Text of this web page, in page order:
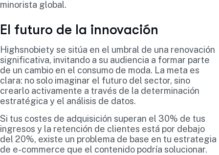
minorista global.
El futuro de la innovación
Highsnobiety se sitúa en el umbral de una renovación
significativa, invitando a su audiencia a formar parte
de un cambio en el consumo de moda. La meta es
clara: no solo imaginar el futuro del sector, sino
crearlo activamente a través de la determinación
estratégica y el análisis de datos.
Si tus costes de adquisición superan el 30% de tus
ingresos y la retención de clientes está por debajo
del 20%, existe un problema de base en tu estrategia
de e-commerce que el contenido podría solucionar.